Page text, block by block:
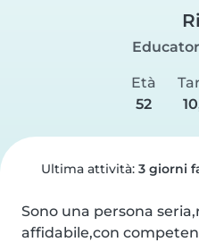
Età
52
Ultima attività: 3 giorni
Sono una persona
affidabile,con